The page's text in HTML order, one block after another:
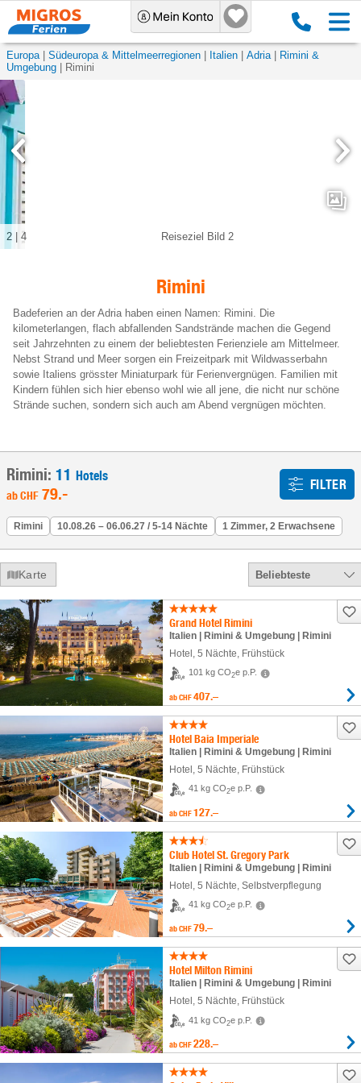
Europa Südeuropa & Mittelmeerregionen Italien Adria
Rimini &
Umgebung
Rimini
Tiberiusbrücke
3 4
Rimini
Badeferien an der Adria haben einen Namen: Rimini. Die
kilometerlangen, flach abfallenden Sandstrände machen die Gegend
seit Jahrzehnten zu einem der beliebtesten Ferienziele am Mittelmeer.
Nebst Strand und Meer sorgen ein Freizeitpark mit Wildwasserbahn
sowie Italiens grösster Miniaturpark für Ferienvergnügen. Familien mit
Kindern fühlen sich hier ebenso wohl wie all jene, die nicht nur schöne
Strände suchen, sondern sich auch am Abend vergnügen möchten.
Rimini: 11 Hotels
abCHF 79.- FILTER
Rimini 10.08.26 – 06.06.27 / 5-14 Nächte 1 Zimmer, 2 Erwachsene
Karte Beliebteste
Grand Hotel Rimini
Italien | Rimini & Umgebung | Rimini
Hotel , 5 Nächte, Frühstück
101 kg CO2e p.P.
ab CHF 407.–
Hotel Baia Imperiale
Italien | Rimini & Umgebung | Rimini
Hotel 5 Nächte , Frühstück
41 kg CO2e p.P.
ab CHF 127.–
Club Hotel St. Gregory Park
Italien | Rimini & Umgebung | Rimini
Hotel 5 Nächte , Selbstverpflegung
41 kg CO2e p.P.
ab CHF 79.–
Hotel Milton Rimini
Italien | Rimini & Umgebung | Rimini
Hotel , 5 Nächte, Frühstück
41 kg CO2e p.P.
ab CHF 228.–